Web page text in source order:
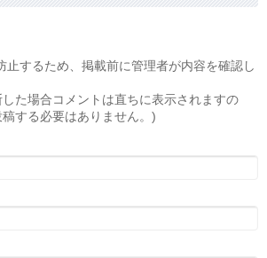
止するため、掲載前に管理者が内容を確認し
た場合コメントは直ちに表示されますの
する必要はありません。)